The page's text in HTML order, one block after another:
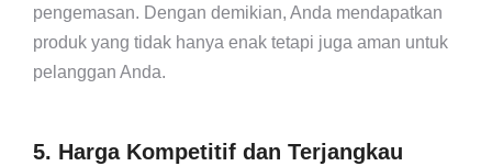
pengemasan. Dengan demikian, Anda mendapatkan
produk yang tidak hanya enak tetapi juga aman untuk
pelanggan Anda.
5. Harga Kompetitif dan Terjangkau